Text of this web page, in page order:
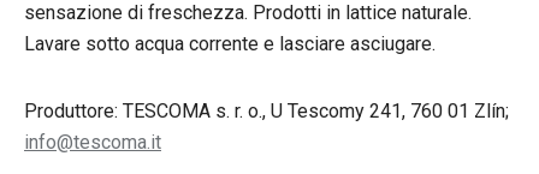
sensazione di freschezza. Prodotti in lattice naturale.
Lavare sotto acqua corrente e lasciare asciugare.
Produttore: TESCOMA s. r. o., U Tescomy 241, 760 01 Zlín;
info@tescoma.it